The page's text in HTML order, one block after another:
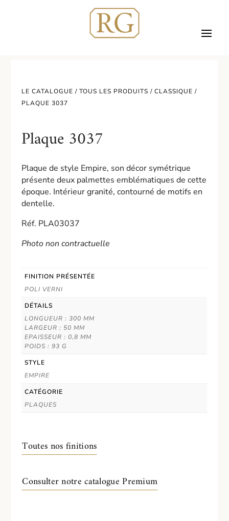
LE CATALOGUE /TOUS LES PRODUITS /CLASSIQUE /
PLAQUE 3037
Plaque 3037
Plaque de style Empire, son décor symétrique
présente deux palmettes emblématiques de cette
époque. Intérieur granité, contourné de motifs en
dentelle.
Réf. PLA03037
Photo non contractuelle
FINITION PRÉSENTÉE
POLI VERNI
DÉTAILS
LONGUEUR : 300 MM
LARGEUR : 50 MM
EPAISSEUR : 0,8 MM
POIDS : 93 G
STYLE
EMPIRE
CATÉGORIE
PLAQUES
Toutes nos finitions
Consulter notre catalogue Premium